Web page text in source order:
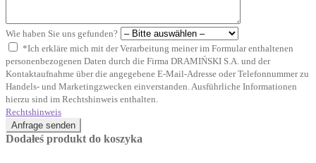
Wie haben Sie uns gefunden?
*Ich erkläre mich mit der Verarbeitung meiner im Formular enthaltenen
personenbezogenen Daten durch die Firma DRAMIŃSKI S.A. und der
Kontaktaufnahme über die angegebene E-Mail-Adresse oder Telefonnummer zu
Handels- und Marketingzwecken einverstanden. Ausführliche Informationen
hierzu sind im Rechtshinweis enthalten.
Rechtshinweis
Anfrage senden
Dodałeś produkt do koszyka